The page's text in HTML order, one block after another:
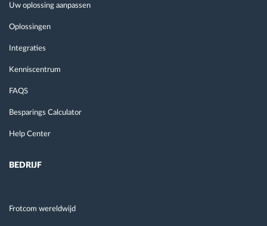
Uw oplossing aanpassen
Oplossingen
Integraties
Kenniscentrum
FAQS
Besparings Calculator
Help Center
BEDRIJF
Frotcom wereldwijd